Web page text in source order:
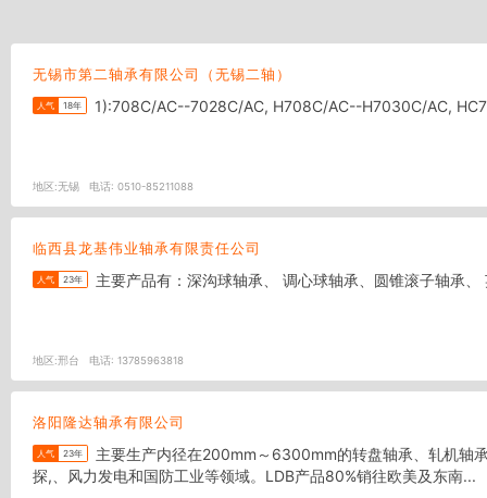
无锡市第二轴承有限公司（无锡二轴）
人气 18年 1):708C/AC--7028C/AC, H708C/
地区:无锡 电话: 0510-85211088
临西县龙基伟业轴承有限责任公司
人气 23年 主要产品有：深沟球轴承、 调心球轴承、圆锥滚子轴承
地区:邢台 电话: 13785963818
洛阳隆达轴承有限公司
人气 23年
探,、风力发电和国防工业等领域。LDB产品80%销往欧美及东南...